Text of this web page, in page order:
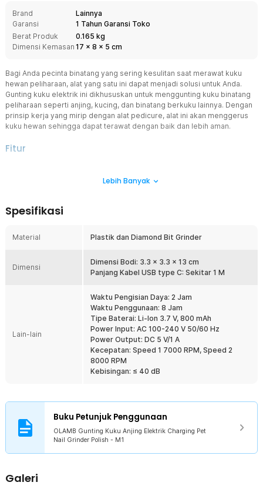
Brand
Lainnya
Garansi
1 Tahun Garansi Toko
Berat Produk
0.165 kg
Dimensi Kemasan 17 x 8 x 5 cm
Bagi Anda pecinta binatang yang sering kesulitan saat merawat kuku
hewan peliharaan, alat yang satu ini dapat menjadi solusi untuk Anda.
Gunting kuku elektrik ini dikhususkan untuk menggunting kuku binatang
peliharaan seperti anjing, kucing, dan binatang berkuku lainnya. Dengan
prinsip kerja yang mirip dengan alat pedicure, alat ini akan menggerus
kuku hewan sehingga dapat terawat dengan baik dan lebih aman.
Fitur
Alat ini didesain khusus untuk membantu Anda memangkas kuku
pemotongan kuku dilakukan secara aman tanpa melukai bagian
2 Mode Kecepatan
ini memiliki dua mode kecepatan yang bisa disesuaikan dengan
kebutuhan. Cukup tekan tombol yang tersedia untuk memilih
Dengan tingkat kebisingan di bawah 40 dB, alat ini tidak akan
mengganggu kenyamanan orang di sekitar Anda. Selain itu,
suaranya yang halus juga tidak akan menakuti hewan peliharaan,
membuat proses pemotongan kuku menjadi lebih tenang dan
bisa diisi ulang. Anda dapat mengisi dayanya dengan mudah
menggunakan power bank, laptop, atau perangkat elektronik lain di
rumah, menjadikannya praktis untuk digunakan kapan saja.
Bahan Berkualitas
Terbuat dari bahan plastik ringan yang nyaman digenggam, alat ini
pemotongnya menggunakan diamond bit grinder yang kuat dan
efektif untuk menghaluskan kuku hewan secara presisi dan aman.
Lebih Banyak
Spesifikasi
Material Plastik dan Diamond Bit Grinder
Dimensi
Dimensi Bodi: 3.3 x 3.3 x 13 cm
Panjang Kabel USB type C: Sekitar 1 M
Lain-lain
Waktu Pengisian Daya: 2 Jam
Waktu Penggunaan: 8 Jam
Tipe Baterai: Li-Ion 3.7 V, 800 mAh
Power Input: AC 100-240 V 50/60 Hz
Power Output: DC 5 V/1 A
Kecepatan: Speed 1 7000 RPM, Speed 2
8000 RPM
Kebisingan: ≤ 40 dB
Buku Petunjuk Penggunaan
OLAMB Gunting Kuku Anjing Elektrik Charging Pet
Nail Grinder Polish - M1
Galeri